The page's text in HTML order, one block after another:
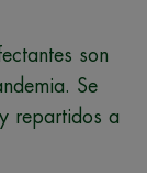
son
Se
repartidos a